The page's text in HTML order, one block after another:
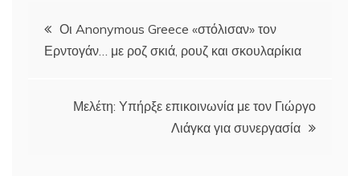
Πλοήγηση
άρθρων
Οι Anonymous Greece «στόλισαν» τον
Ερντογάν… με ροζ σκιά, ρουζ και σκουλαρίκια
Μελέτη: Υπήρξε επικοινωνία με τον Γιώργο
Λιάγκα για συνεργασία